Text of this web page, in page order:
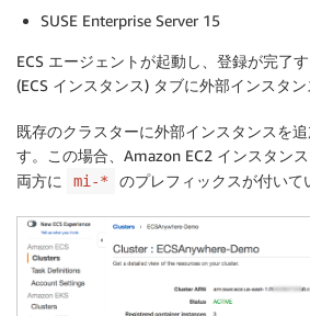
SUSE Enterprise Server 15
ECS エージェントが起動し、登録が完了
(ECS インスタンス) タブに外部インスタン
既存のクラスターに外部インスタンスを
す。この場合、Amazon EC2 インスタン
両方に
mi-* のプレフィックスが付いて